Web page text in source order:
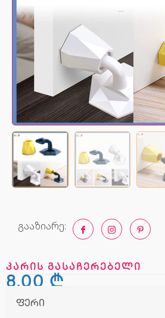
გააზიარე:
კარის გასაჩერებელი
8,00 ₾
ფერი